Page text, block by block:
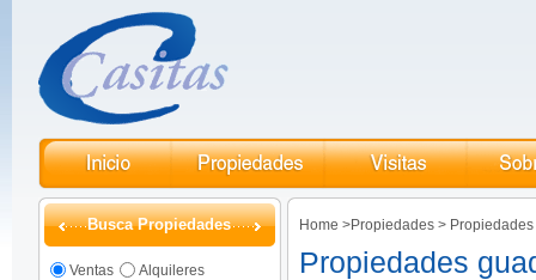
Busca Propiedades
Ventas Alquileres
Home >Propiedades >
Propiedades